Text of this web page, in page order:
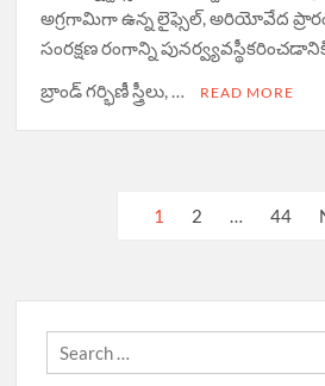
అగ్రగామిగా ఉన్న లైఫ్సెల్, అరియోవేద
సంరక్షణ రంగాన్ని
బ్రాండ్ గర్భిణీ స్త్రీలు, …
READ MORE
1 2 44